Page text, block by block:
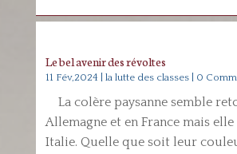
Le bel avenir des révoltes
11 Fév,2024 la lutte des classes| 0
La colère paysanne semble
Allemagne et en France mais
Italie. Quelle que soit leur